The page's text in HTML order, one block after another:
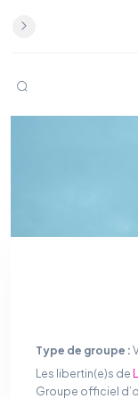
Type de groupe :
Les libertin(e)s de
Groupe officiel